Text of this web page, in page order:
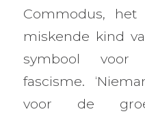
Commodus,
miskende kind
symbool voor
fascisme.
voor de